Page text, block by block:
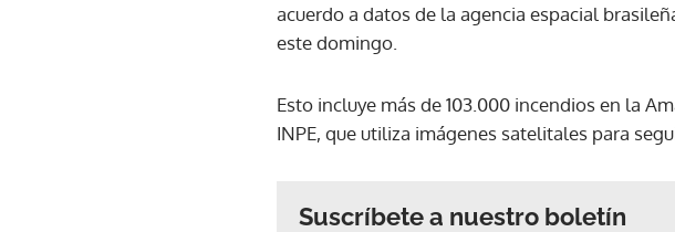
acuerdo a datos de la agencia espacial
este domingo.
Esto incluye más de 103.000 incendios en la
INPE, que utiliza imágenes satelitales para
Suscríbete a nuestro boletín